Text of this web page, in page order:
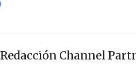
Redacción Channel